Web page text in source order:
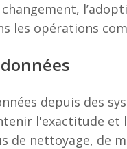
les opérations
depuis des
l'exactitude et
de nettoyage, de